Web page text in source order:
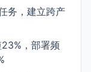
务，建立跨产
，部署频